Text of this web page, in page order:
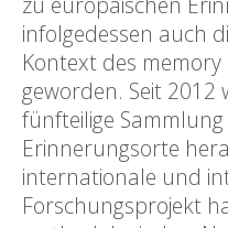
infolgedessen auch
Kontext des
geworden. Seit
fünfteilige
Erinnerungsorte
internationale und
Forschungsprojekt